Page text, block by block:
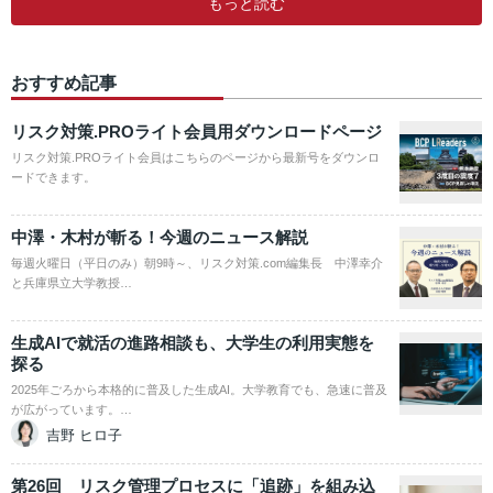
もっと読む
おすすめ記事
リスク対策.PROライト会員用ダウンロードページ
リスク対策.PROライト会員はこちらのページから最新号をダウンロ
ードできます。
中澤・木村が斬る！今週のニュース解説
毎週火曜日（平日のみ）朝9時～、リスク対策.com編集長 中澤幸介
と兵庫県立大学教授…
生成AIで就活の進路相談も、大学生の利用実態を
探る
2025年ごろから本格的に普及した生成AI。大学教育でも、急速に普及
が広がっています。…
吉野 ヒロ子
第26回 リスク管理プロセスに「追跡」を組み込